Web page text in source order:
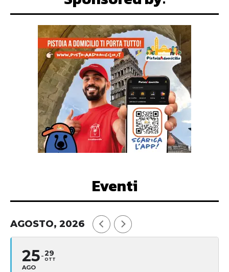
Eventi
AGOSTO, 2026
25
AGO
29
OTT